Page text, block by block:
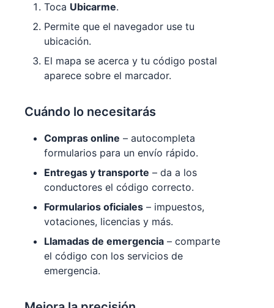
Toca Ubicarme.
Permite que el navegador use tu
ubicación.
El mapa se acerca y tu código postal
aparece sobre el marcador.
Cuándo lo necesitarás
Compras online – autocompleta
formularios para un envío rápido.
Entregas y transporte – da a los
conductores el código correcto.
Formularios oficiales – impuestos,
votaciones, licencias y más.
Llamadas de emergencia – comparte
el código con los servicios de
emergencia.